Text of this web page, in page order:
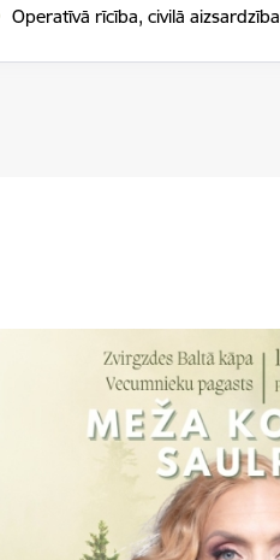
Operatīvā rīcība, civilā aizsardzība